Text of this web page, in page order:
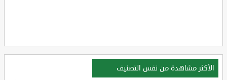
الأكثر مشاهدة من نفس التصنيف